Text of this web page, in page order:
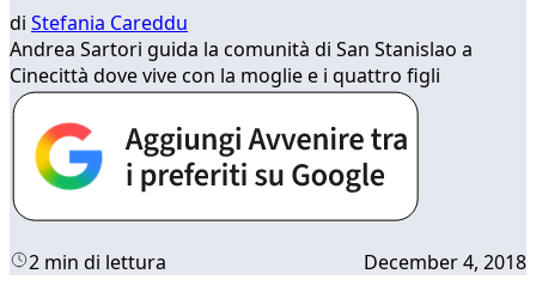
di Stefania Careddu
Andrea Sartori guida la comunità di San Stanislao a
Cinecittà dove vive con la moglie e i quattro figli
2 min di lettura December 4, 2018